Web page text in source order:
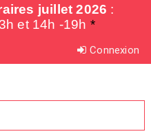
juillet 2026 :
et 14h -19h *
Connexion